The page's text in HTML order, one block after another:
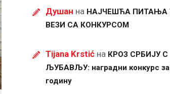
Душан на НАЈЧЕШЋА ПИТАЊА
ВЕЗИ СА КОНКУРСОМ
Tijana Krstić на КРОЗ СРБИЈУ С
ЉУБАВЉУ: наградни конкурс за
годину